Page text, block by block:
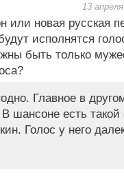
13
новая русская
исполнятся
быть только
Главное в
шансоне есть такой
Голос у него